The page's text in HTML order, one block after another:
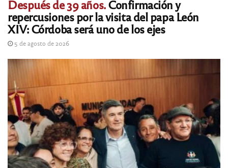
Después de 39 años.Confirmación y
repercusiones por la visita del papa León
XIV: Córdoba será uno de los ejes
5 de agosto de 2026